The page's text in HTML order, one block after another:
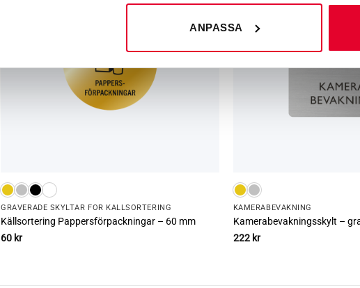
ANPASSA
GRAVERADE SKYLTAR FÖR KÄLLSORTERING
Källsortering Pappersförpackningar – 60 mm
60 kr
KAMERA­­­BEVAKNING
Kamerabevakningsskylt –
222 kr